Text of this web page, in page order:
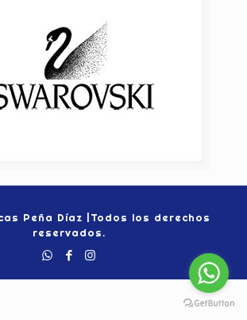
Peña Díaz |Todos los derechos
reservados.